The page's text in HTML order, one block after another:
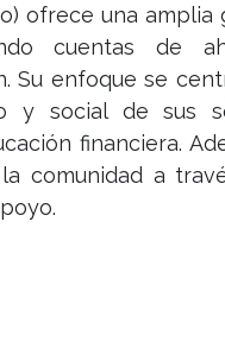
ofrece una amplia
cuentas de
Su enfoque se
y social de sus
financiera.
comunidad a